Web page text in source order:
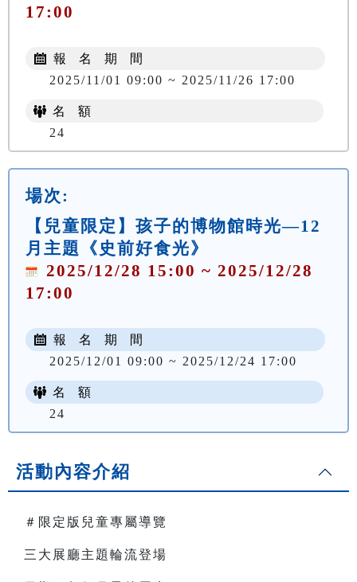
17:00
報 名 期 間
2025/11/01 09:00 ~ 2025/11/26 17:00
名 額
24
場次:
【兒童限定】孩子的博物館時光—12
月主題《史前好食光》
2025/12/28 15:00 ~ 2025/12/28
17:00
報 名 期 間
2025/12/01 09:00 ~ 2025/12/24 17:00
名 額
24
活動內容介紹
＃限定版兒童專屬導覽
三大展廳主題輪流登場